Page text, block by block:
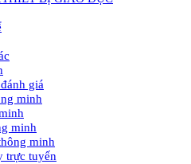
giá
minh
minh
minh
trực tuyến